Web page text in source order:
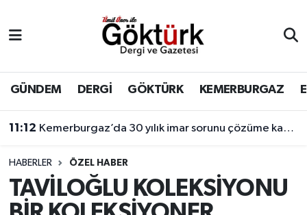
GÜNDEM DERGİ GÖKTÜRK KEMERBURGAZ
11:12
HABERLER ÖZEL HABER
TAVİLOĞLU KOLEKSİYONU
BİLİM
DERGİ
DÜNYA
EĞİTİM
Eyüpsultan Hava Durumu
Eyüpsultan Trafik Yoğunluk Haritası
Süper Lig Puan Durumu ve Fikstür
Tüm Manşetler
Son Dakika Haberleri